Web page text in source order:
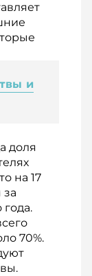
и
доля
на 17
70%.